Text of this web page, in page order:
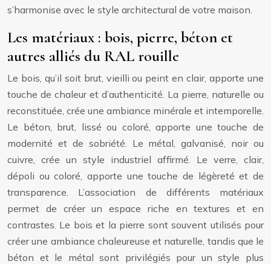
s’harmonise avec le style architectural de votre maison.
Les matériaux : bois, pierre, béton et
autres alliés du RAL rouille
Le bois, qu’il soit brut, vieilli ou peint en clair, apporte une
touche de chaleur et d’authenticité. La pierre, naturelle ou
reconstituée, crée une ambiance minérale et intemporelle.
Le béton, brut, lissé ou coloré, apporte une touche de
modernité et de sobriété. Le métal, galvanisé, noir ou
cuivre, crée un style industriel affirmé. Le verre, clair,
dépoli ou coloré, apporte une touche de légèreté et de
transparence. L’association de différents matériaux
permet de créer un espace riche en textures et en
contrastes. Le bois et la pierre sont souvent utilisés pour
créer une ambiance chaleureuse et naturelle, tandis que le
béton et le métal sont privilégiés pour un style plus